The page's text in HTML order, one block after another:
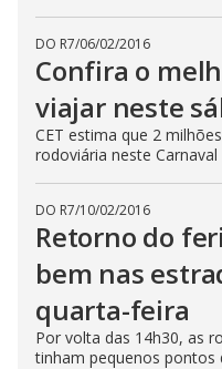
DO R7/06/02/2016
Confira o
viajar neste
CET estima que 2
rodoviária neste Carnaval
DO R7/10/02/2016
Retorno do
bem nas
quarta-feira
Por volta das 14h30, as
tinham pequenos pontos